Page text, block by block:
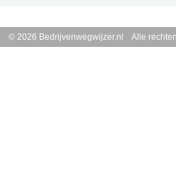
© 2026 Bedrijvenwegwijzer.nl Alle